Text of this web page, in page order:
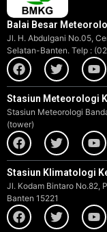
Balai Besar
Jl. H. Abdulgani No.05,
Selatan-Banten. Telp :
Stasiun Meteorologi
Stasiun Meteorologi
(tower)
Stasiun Klimatologi
Jl. Kodam Bintaro No.82,
Banten 15221